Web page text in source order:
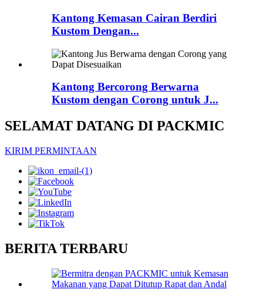
Kantong Kemasan Cairan Berdiri
Kustom Dengan...
Kantong Bercorong Berwarna
Kustom dengan Corong untuk J...
SELAMAT DATANG DI PACKMIC
KIRIM PERMINTAAN
BERITA TERBARU